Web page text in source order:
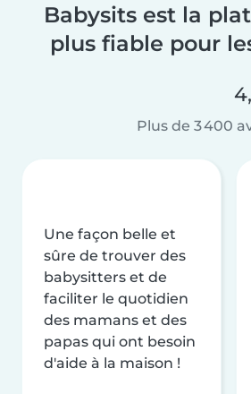
Babysits est la
plus fiable pour
Plus de 3 400
Une façon belle et
sûre de trouver des
babysitters et de
faciliter le quotidien
des mamans et des
papas qui ont besoin
d'aide à la maison !